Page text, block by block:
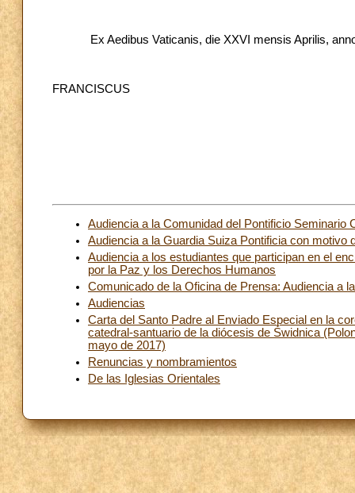
Ex Aedibus Vaticanis, die XXVI mensis Aprilis, anno
FRANCISCUS
Audiencia a la Comunidad del Pontificio Seminario
Audiencia a la Guardia Suiza Pontificia con motivo
Audiencia a los estudiantes que participan en el
por la Paz y los Derechos Humanos
Comunicado de la Oficina de Prensa: Audiencia a
Audiencias
Carta del Santo Padre al Enviado Especial en la
catedral-santuario de la diócesis de Ṥwidnica
mayo de 2017)
Renuncias y nombramientos
De las Iglesias Orientales